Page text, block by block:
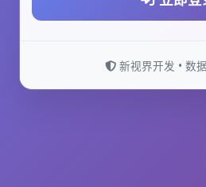
新视界开发 • 数